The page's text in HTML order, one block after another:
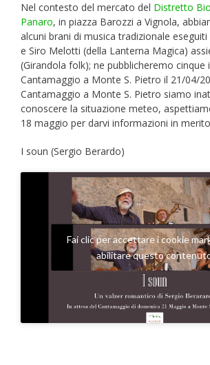
Nel contesto del mercato del Distretto
Panaro, in piazza Barozzi a Vignola,
alcuni brani di musica tradizionale
e Siro Melotti (della Lanterna Magica)
(Girandola folk); ne pubblicheremo cinque
Cantamaggio a Monte S. Pietro il 21/04/
Cantamaggio a Monte S. Pietro siamo
conoscere la situazione meteo,
18 maggio per darvi informazioni in
I soun (Sergio Berardo)
Fai clic per accettare i cookie
abilitare questo